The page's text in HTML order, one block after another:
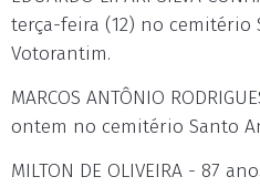
terça-feira (12) no cemitério
Votorantim.
MARCOS ANTÔNIO
ontem no cemitério Santo
MILTON DE OLIVEIRA - 87